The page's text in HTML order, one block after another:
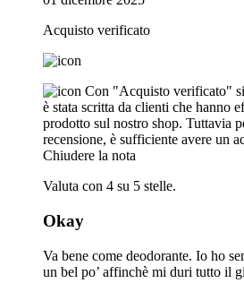
Acquisto verificato
Con "Acquisto verificato"
è stata scritta da clienti che hanno
prodotto sul nostro shop. Tuttavia
recensione, è sufficiente avere un
Chiudere la nota
Valuta con 4 su 5 stelle.
Okay
Va bene come deodorante. Io ho
un bel po’ affinchè mi duri tutto il